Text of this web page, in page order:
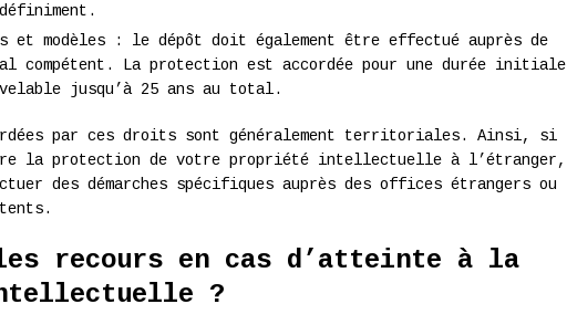
et modèles : le dépôt doit également être effectué auprès de
compétent. La protection est accordée pour une durée initiale
jusqu’à 25 ans au total.
par ces droits sont généralement territoriales. Ainsi, si
la protection de votre propriété intellectuelle à l’étranger,
des démarches spécifiques auprès des offices étrangers ou
recours en cas d’atteinte à la
?